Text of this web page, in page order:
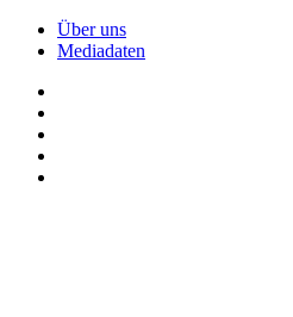
Über uns
Mediadaten